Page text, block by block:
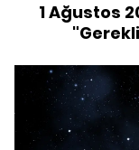
1 Ağustos